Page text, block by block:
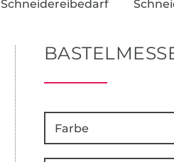
Schneidereibedarf
Farbe